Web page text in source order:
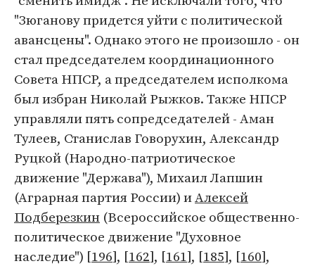
"Зюганову придется уйти с политической
авансцены". Однако этого не произошло - он
стал председателем координационного
Совета НПСР, а председателем исполкома
был избран Николай Рыжков. Также НПСР
управляли пять сопредседателей - Аман
Тулеев, Станислав Говорухин, Александр
Руцкой (Народно-патриотическое
движение "Держава"), Михаил Лапшин
(Аграрная партия России) иАлексей
Подберезкин (Всероссийское общественно-
политическое движение "Духовное
наследие") [196], [162], [161], [185], [160],